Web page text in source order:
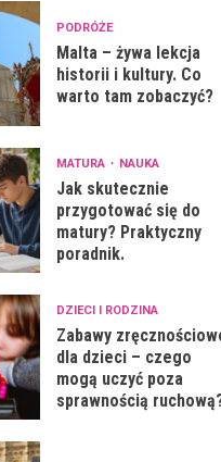
PODRÓŻE
Malta – żywa lekcja
historii i kultury. Co
warto tam zobaczyć?
MATURA NAUKA
Jak skutecznie
przygotować się do
matury? Praktyczny
poradnik.
DZIECI I RODZINA
Zabawy
dla dzieci – czego
mogą uczyć poza
sprawnością